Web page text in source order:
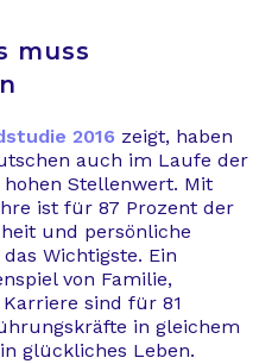
muss
2016 zeigt, haben
auch im Laufe der
Stellenwert. Mit
ist für 87 Prozent der
und persönliche
Wichtigste. Ein
von Familie,
sind für 81
in gleichem
glückliches Leben.